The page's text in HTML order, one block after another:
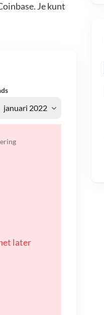
Je kunt
later